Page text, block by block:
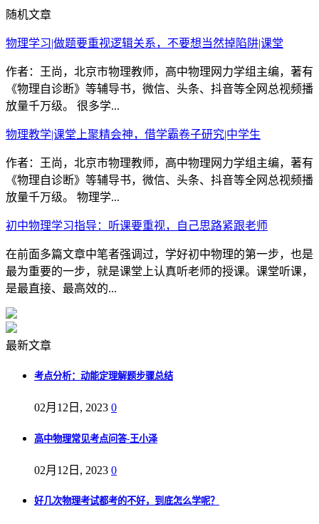
随机文章
物理学习|做题要重视逻辑关系，不要想当然掉陷阱|课堂
作者：王尚，北京市物理教师，高中物理网力学组主编，著有
《物理自诊断》等辅导书，微信、头条、抖音等全网总视频播
放量千万级。 很多学...
物理教学|课堂上聚精会神，借学霸卷子研究|中学生
作者：王尚，北京市物理教师，高中物理网力学组主编，著有
《物理自诊断》等辅导书，微信、头条、抖音等全网总视频播
放量千万级。 物理学...
初中物理学习指导：听课要重视，自己思路紧跟老师
在前面多篇文章中笔者强调过，学好初中物理的第一步，也是
最为重要的一步，就是课堂上认真听老师的授课。课堂听课，
是最直接、最高效的...
最新文章
考点分析：动能定理解题步骤总结
02月12日, 2023 0
高中物理常见考点问答-王小泽
02月12日, 2023 0
好几次物理考试都考的不好，到底怎么学呢？